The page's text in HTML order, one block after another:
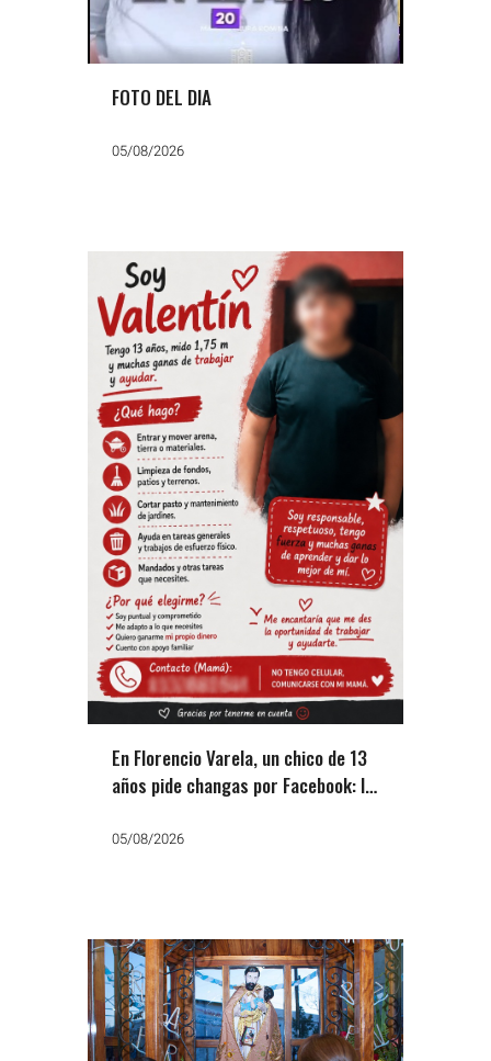
FOTO DEL DIA
05/08/2026
En Florencio Varela, un chico de 13
años pide changas por Facebook: la
05/08/2026